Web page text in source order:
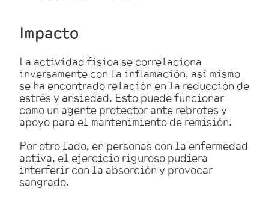
Impacto
La actividad física se correlaciona
inversamente con la inflamación, así mismo
se ha encontrado relación en la reducción de
estrés y ansiedad. Esto puede funcionar
como un agente protector ante rebrotes y
apoyo para el mantenimiento de remisión.
Por otro lado, en personas con la enfermedad
activa, el ejercicio riguroso pudiera
interferir con la absorción y provocar
sangrado.